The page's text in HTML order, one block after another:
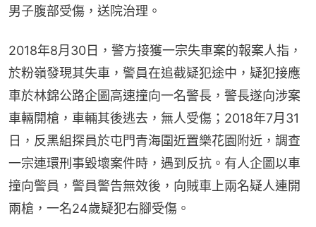
男子腹部受傷，送院治理。
2018年8月30日，警方接獲一宗失車案的報案人指，
於粉嶺發現其失車，警員在追截疑犯途中，疑犯接應
車於林錦公路企圖高速撞向一名警長，警長遂向涉案
車輛開槍，車輛其後逃去，無人受傷；2018年7月31
日，反黑組探員於屯門青海圍近置樂花園附近，調查
一宗連環刑事毀壞案件時，遇到反抗。有人企圖以車
撞向警員，警員警告無效後，向賊車上兩名疑人連開
兩槍，一名24歲疑犯右腳受傷。